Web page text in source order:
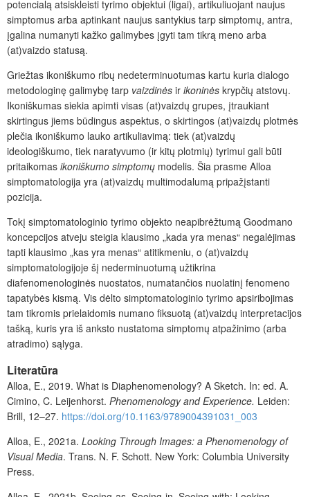
potencialą atsiskleisti tyrimo objektui (ligai), artikuliuojant naujus
simptomus arba aptinkant naujus santykius tarp simptomų, antra,
įgalina numanyti kažko galimybes įgyti tam tikrą meno arba
(at)vaizdo statusą.
Griežtas ikoniškumo ribų nedeterminuotumas kartu kuria dialogo
metodologinę galimybę tarp vaizdinės ir ikoninės krypčių atstovų.
Ikoniškumas siekia apimti visas (at)vaizdų grupes, įtraukiant
skirtingus jiems būdingus aspektus, o skirtingos (at)vaizdų plotmės
plečia ikoniškumo lauko artikuliavimą: tiek (at)vaizdų
ideologiškumo, tiek naratyvumo (ir kitų plotmių) tyrimui gali būti
pritaikomas ikoniškumo simptomų modelis. Šia prasme Alloa
simptomatologija yra (at)vaizdų multimodalumą pripažįstanti
pozicija.
Tokį simptomatologinio tyrimo objekto neapibrėžtumą Goodmano
koncepcijos atveju steigia klausimo „kada yra menas“ negalėjimas
tapti klausimo „kas yra menas“ atitikmeniu, o (at)vaizdų
simptomatologijoje šį nederminuotumą užtikrina
diafenomenologinės nuostatos, numatančios nuolatinį fenomeno
tapatybės kismą. Vis dėlto simptomatologinio tyrimo apsiribojimas
tam tikromis prielaidomis numano fiksuotą (at)vaizdų interpretacijos
tašką, kuris yra iš anksto nustatoma simptomų atpažinimo (arba
atradimo) sąlyga.
Literatūra
Alloa, E., 2019. What is Diaphenomenology? A Sketch. In: ed. A.
Cimino, C. Leijenhorst. Phenomenology and Experience. Leiden:
Brill, 12–27. https://doi.org/10.1163/9789004391031_003
Alloa, E., 2021a. Looking Through Images: a Phenomenology of
Visual Media. Trans. N. F. Schott. New York: Columbia University
Press.